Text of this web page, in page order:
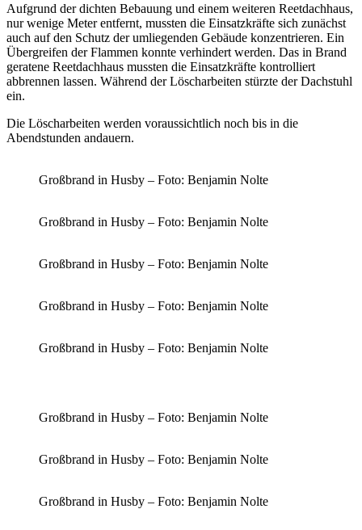
Aufgrund der dichten Bebauung und einem weiteren Reetdachhaus,
nur wenige Meter entfernt, mussten die Einsatzkräfte sich zunächst
auch auf den Schutz der umliegenden Gebäude konzentrieren. Ein
Übergreifen der Flammen konnte verhindert werden. Das in Brand
geratene Reetdachhaus mussten die Einsatzkräfte kontrolliert
abbrennen lassen. Während der Löscharbeiten stürzte der Dachstuhl
ein.
Die Löscharbeiten werden voraussichtlich noch bis in die
Abendstunden andauern.
Großbrand in Husby – Foto: Benjamin Nolte
Großbrand in Husby – Foto: Benjamin Nolte
Großbrand in Husby – Foto: Benjamin Nolte
Großbrand in Husby – Foto: Benjamin Nolte
Großbrand in Husby – Foto: Benjamin Nolte
Großbrand in Husby – Foto: Benjamin Nolte
Großbrand in Husby – Foto: Benjamin Nolte
Großbrand in Husby – Foto: Benjamin Nolte